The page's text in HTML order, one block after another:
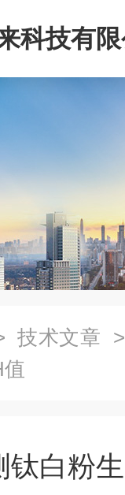
科技有
技术文章
钛白粉